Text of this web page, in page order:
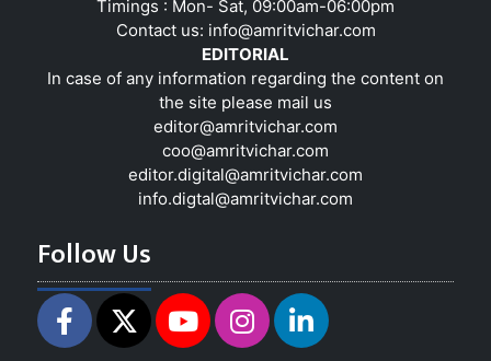
Timings : Mon- Sat, 09:00am-06:00pm
Contact us: info@amritvichar.com
EDITORIAL
In case of any information regarding the content on
the site please mail us
editor@amritvichar.com
coo@amritvichar.com
editor.digital@amritvichar.com
info.digtal@amritvichar.com
Follow Us